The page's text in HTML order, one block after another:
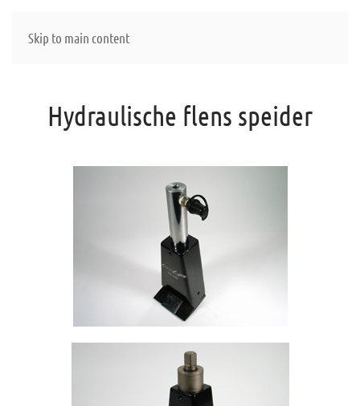
Skip to main content
Hydraulische flens speider